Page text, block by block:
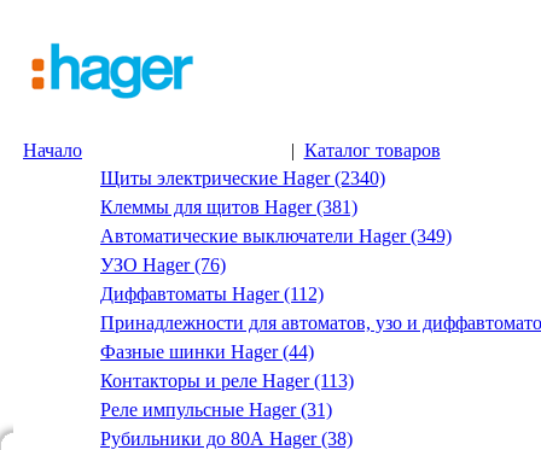
Начало | Каталог товаров
Щиты электрические Hager (2340)
Клеммы для щитов Hager (381)
Автоматические выключатели Hager (349)
УЗО Hager (76)
Диффавтоматы Hager (112)
Принадлежности для автоматов, узо и
Фазные шинки Hager (44)
Контакторы и реле Hager (113)
Реле импульсные Hager (31)
Рубильники до 80А Hager (38)